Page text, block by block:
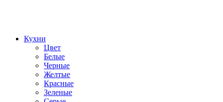
Кухни
Цвет
Белые
Черные
Желтые
Красные
Зеленые